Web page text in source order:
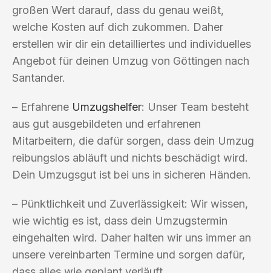
großen Wert darauf, dass du genau weißt,
welche Kosten auf dich zukommen. Daher
erstellen wir dir ein detailliertes und individuelles
Angebot für deinen Umzug von Göttingen nach
Santander.
– Erfahrene Umzugshelfer: Unser Team besteht
aus gut ausgebildeten und erfahrenen
Mitarbeitern, die dafür sorgen, dass dein Umzug
reibungslos abläuft und nichts beschädigt wird.
Dein Umzugsgut ist bei uns in sicheren Händen.
– Pünktlichkeit und Zuverlässigkeit: Wir wissen,
wie wichtig es ist, dass dein Umzugstermin
eingehalten wird. Daher halten wir uns immer an
unsere vereinbarten Termine und sorgen dafür,